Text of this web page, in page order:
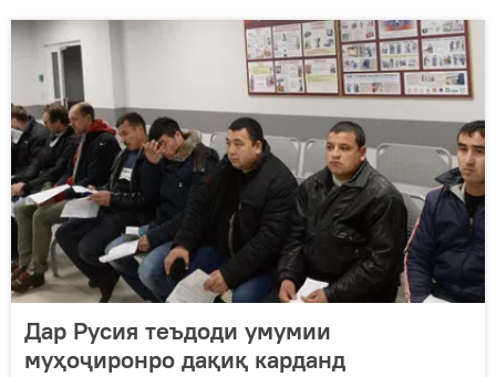
Дар Русия теъдоди умумии
муҳоҷиронро дақиқ карданд